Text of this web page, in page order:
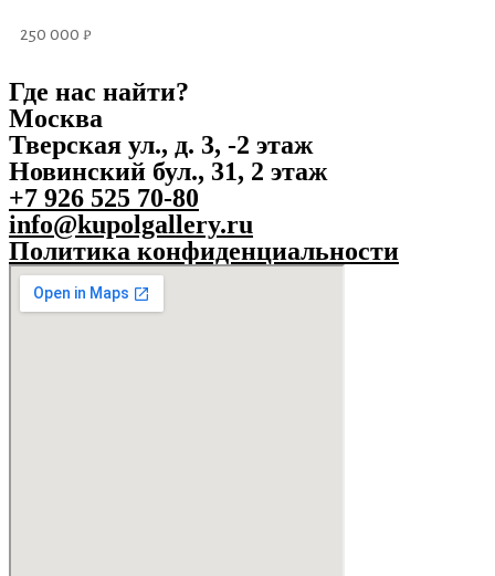
250 000 ₽
Где нас найти?
Москва
Тверская ул., д. 3, -2 этаж
Новинский бул., 31, 2 этаж
+7 926 525 70-80
info@kupolgallery.ru
Политика конфиденциальности